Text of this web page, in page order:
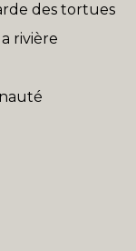
des tortues
rivière